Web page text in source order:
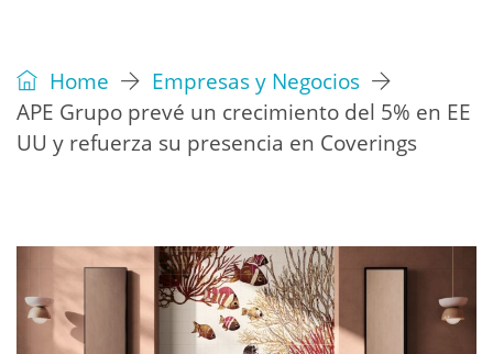
Home
Empresas y Negocios
APE Grupo prevé un crecimiento del 5% en EE
UU y refuerza su presencia en Coverings